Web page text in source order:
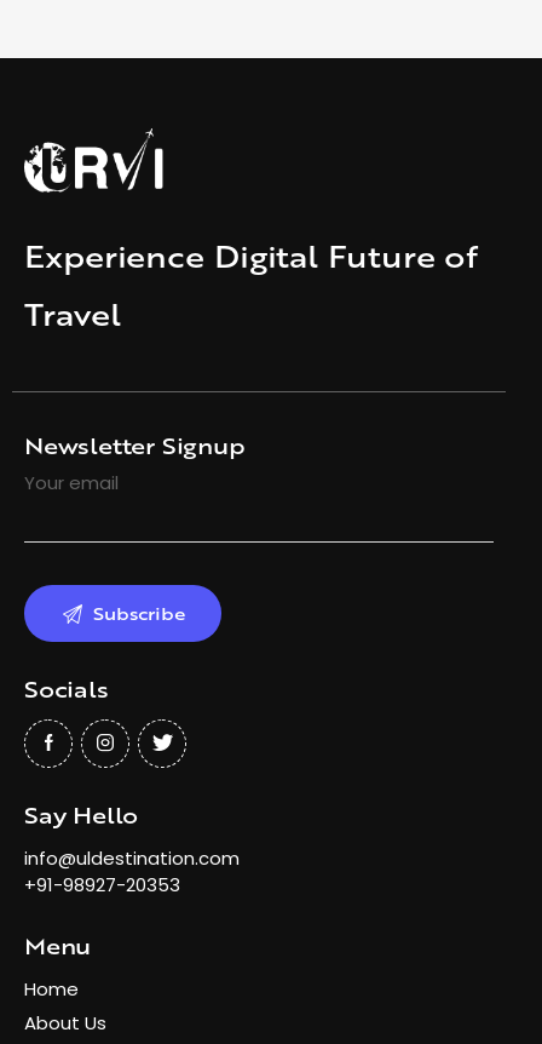
Experience Digital Future of
Travel
Newsletter Signup
Your email
Socials
Say Hello
info@uldestination.com
+91-98927-20353
Menu
Home
About Us